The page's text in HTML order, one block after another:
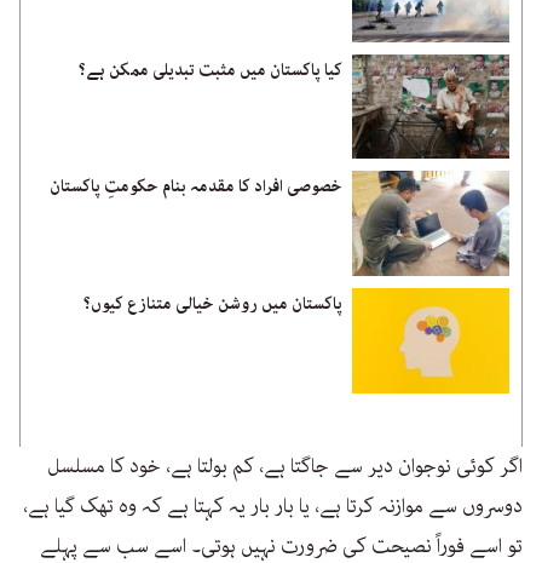
کیا پاکستان میں مثبت تبدیلی ممکن ہے؟
خصوصی افراد کا مقدمہ بنام حکومتِ پاکستان
پاکستان میں روشن خیالی متنازع کیوں؟
اگر کوئی نوجوان دیر سے جاگتا ہے، کم بولتا ہے، خود کا مسلسل
دوسروں سے موازنہ کرتا ہے، یا بار بار یہ کہتا ہے کہ وہ تھک گیا ہے،
تو اسے فوراً نصیحت کی ضرورت نہیں ہوتی۔ اسے سب سے پہلے